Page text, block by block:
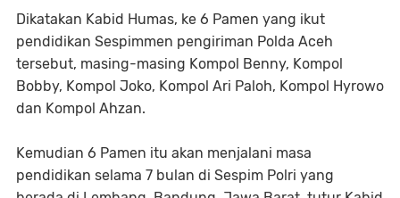
Dikatakan Kabid Humas, ke 6 Pamen yang ikut
pendidikan Sespimmen pengiriman Polda Aceh
tersebut, masing-masing Kompol Benny, Kompol
Bobby, Kompol Joko, Kompol Ari Paloh, Kompol Hyrowo
dan Kompol Ahzan.
Kemudian 6 Pamen itu akan menjalani masa
pendidikan selama 7 bulan di Sespim Polri yang